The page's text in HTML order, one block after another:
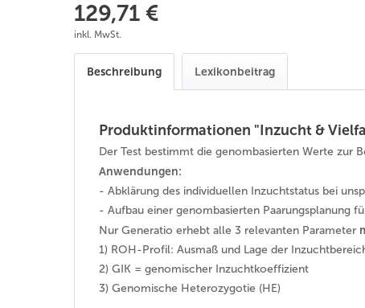
129,71 €
inkl. MwSt.
Beschreibung Lexikonbeitrag
Produktinformationen "Inzucht &
Der Test bestimmt die genombasierten Werte zur
Anwendungen:
- Abklärung des individuellen Inzuchtstatus bei
- Aufbau einer genombasierten Paarungsplanung
Nur Generatio erhebt alle 3 relevanten Parameter
1) ROH-Profil: Ausmaß und Lage der
2) GIK = genomischer Inzuchtkoeffizient
3) Genomische Heterozygotie (HE)